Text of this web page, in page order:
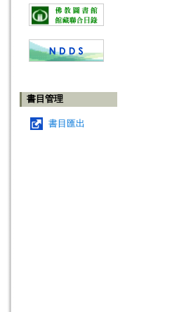
書目管理
書目匯出